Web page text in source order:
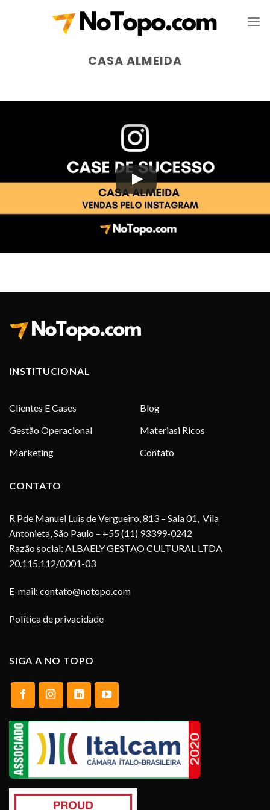
CASA ALMEIDA
INSTITUCIONAL
Clientes E Cases
Gestão Operacional
Marketing
Blog
Materiasi Ricos
Contato
CONTATO
R Pde Manuel Luis de Vergueiro, 813 – Sala 01, Vila
Antonieta, São Paulo – +55 (11) 93399-0242
Razão social: ALBAELY GESTAO CULTURAL LTDA
20.115.112/0001-03
E-mail: contato@notopo.com
Política de privacidade
SIGA A NO TOPO